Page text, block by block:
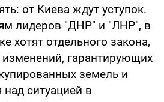
от Киева ждут уступок.
лидеров "ДНР" и "ЛНР", в
хотят отдельного закона,
гарантирующих
земель и
ситуацией в